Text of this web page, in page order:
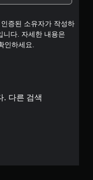
.
6
증된 소유자가 작성하
니다. 자세한 내용은
인하세요.
. 다른 검색